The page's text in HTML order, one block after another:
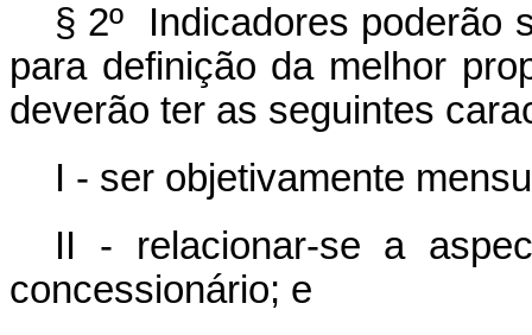
§ 2º Indicadores poderão
para definição da melhor
deverão ter as seguintes
I - ser objetivamente
II - relacionar-se a
concessionário; e